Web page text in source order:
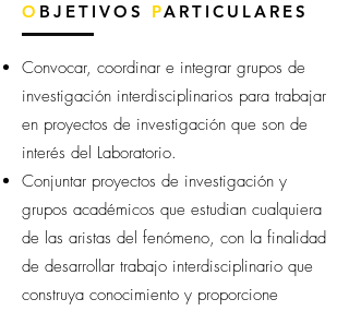
O BJETIVOS PARTICULARES
Convocar, coordinar e integrar grupos de
investigación interdisciplinarios para trabajar
en proyectos de investigación que son de
interés del Laboratorio.
Conjuntar proyectos de investigación y
grupos académicos que estudian cualquiera
de las aristas del fenómeno, con la finalidad
de desarrollar trabajo interdisciplinario que
construya conocimiento y proporcione